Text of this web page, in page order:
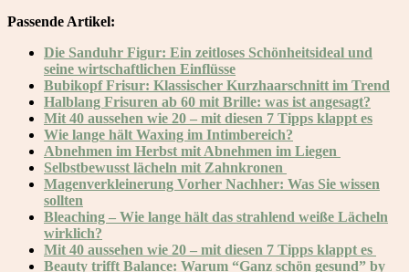
Passende Artikel:
Die Sanduhr Figur: Ein zeitloses Schönheitsideal und
seine wirtschaftlichen Einflüsse
Bubikopf Frisur: Klassischer Kurzhaarschnitt im Trend
Halblang Frisuren ab 60 mit Brille: was ist angesagt?
Mit 40 aussehen wie 20 – mit diesen 7 Tipps klappt es
Wie lange hält Waxing im Intimbereich?
Abnehmen im Herbst mit Abnehmen im Liegen
Selbstbewusst lächeln mit Zahnkronen
Magenverkleinerung Vorher Nachher: Was Sie wissen
sollten
Bleaching – Wie lange hält das strahlend weiße Lächeln
wirklich?
Mit 40 aussehen wie 20 – mit diesen 7 Tipps klappt es
Beauty trifft Balance: Warum “Ganz schön gesund” by